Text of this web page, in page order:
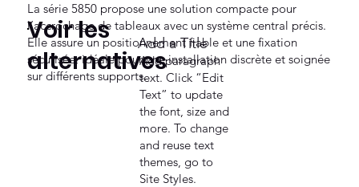
La série 5850 propose une solution compacte pour
l’accrochage de tableaux avec un système central précis.
Elle assure un positionnement fiable et une fixation
sécurisée, idéale pour une installation discrète et soignée
sur différents supports.
Voir les
alternativesAdd paragraph
text. Click “Edit
Text” to update
the font, size and
more. To change
and reuse text
themes, go to
Site Styles.
Add a Title